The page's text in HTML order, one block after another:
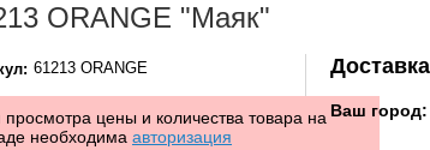
ORANGE "Маяк"
61213 ORANGE
просмотра цены и количества товара на
необходима авторизация
Доставка
Ваш город: